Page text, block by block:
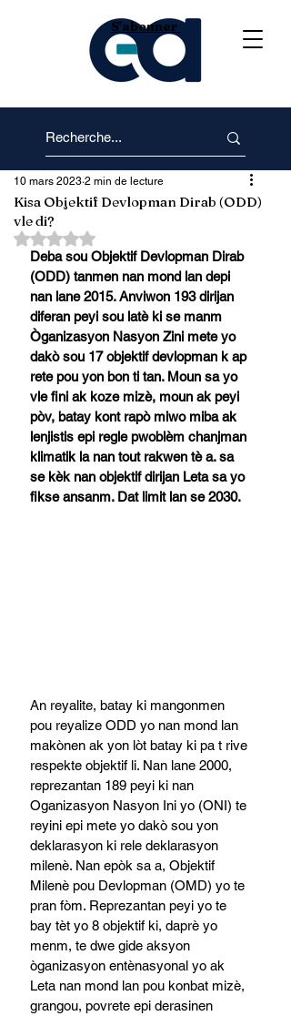
S'abonner
Kisa Objektif Devlopman Dirab (ODD)
vle di?
10 mars 2023 2 min de lecture
Noté NaN étoiles sur 5.
Deba sou Objektif Devlopman Dirab
(ODD) tanmen nan mond lan depi
nan lane 2015. Anviwon 193 dirijan
diferan peyi sou latè ki se manm
Òganizasyon Nasyon Zini mete yo
dakò sou 17 objektif devlopman k ap
rete pou yon bon ti tan. Moun sa yo
vle fini ak koze mizè, moun ak peyi
pòv, batay kont rapò miwo miba ak
lenjistis epi regle pwoblèm chanjman
klimatik la nan tout rakwen tè a. sa
se kèk nan objektif dirijan Leta sa yo
fikse ansanm. Dat limit lan se 2030.
An reyalite, batay ki mangonmen
pou reyalize ODD yo nan mond lan
makònen ak yon lòt batay ki pa t rive
respekte objektif li. Nan lane 2000,
reprezantan 189 peyi ki nan
Oganizasyon Nasyon Ini yo (ONI) te
reyini epi mete yo dakò sou yon
deklarasyon ki rele deklarasyon
milenè. Nan epòk sa a, Objektif
Milenè pou Devlopman (OMD) yo te
pran fòm. Reprezantan peyi yo te
bay tèt yo 8 objektif ki, daprè yo
menm, te dwe gide aksyon
òganizasyon entènasyonal yo ak
Leta nan mond lan pou konbat mizè,
grangou, povrete epi derasinen